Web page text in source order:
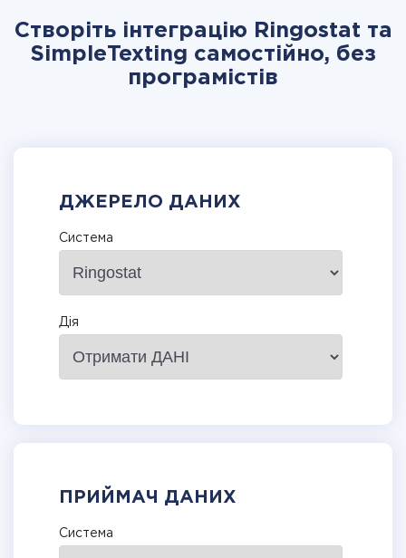
Створіть інтеграцію Ringostat та
SimpleTexting самостійно, без
програмістів
ДЖЕРЕЛО ДАНИХ
Система
Дія
ПРИЙМАЧ ДАНИХ
Система